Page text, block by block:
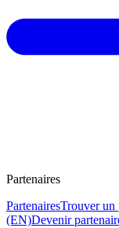
Partenaires
PartenairesTrouver un
(EN)Devenir